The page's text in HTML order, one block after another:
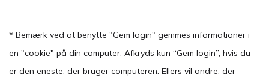
* Bemærk ved at benytte "Gem login" gemmes informationer i
en "cookie" på din computer. Afkryds kun “Gem login”, hvis du
er den eneste, der bruger computeren. Ellers vil andre, der